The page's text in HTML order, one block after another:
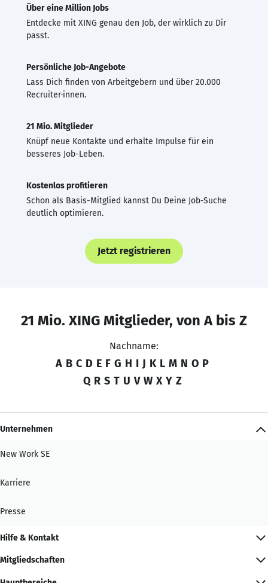
Über eine Million Jobs
Entdecke mit XING genau den Job, der wirklich zu Dir
passt.
Persönliche Job-Angebote
Lass Dich finden von Arbeitgebern und über 20.000
Recruiter·innen.
21 Mio. Mitglieder
Knüpf neue Kontakte und erhalte Impulse für ein
besseres Job-Leben.
Kostenlos profitieren
Schon als Basis-Mitglied kannst Du Deine Job-Suche
deutlich optimieren.
Jetzt registrieren
21 Mio. XING Mitglieder, von A bis Z
Nachname:
A B C D E F G H I J K L M N O P
Q R S T U V W X Y Z
Unternehmen
New Work SE
Karriere
Presse
Hilfe & Kontakt
Mitgliedschaften